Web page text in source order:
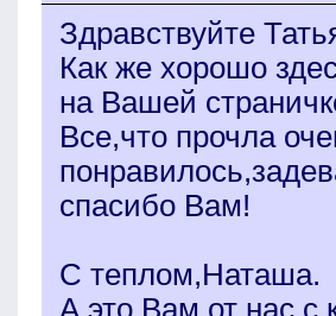
Здравствуйте
Как же хорошо
на Вашей
Все,что прочла
спасибо Вам!
С теплом,Наташа.
А это Вам от нас с